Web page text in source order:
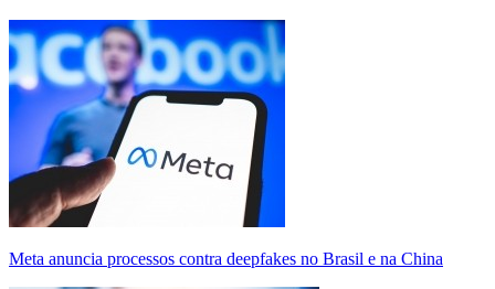
Meta anuncia processos contra deepfakes no Brasil e na China